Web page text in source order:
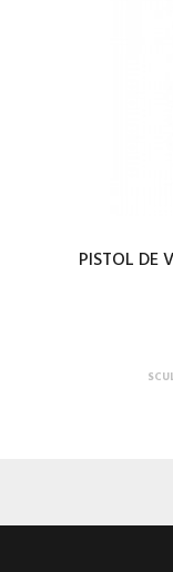
PISTOL DE